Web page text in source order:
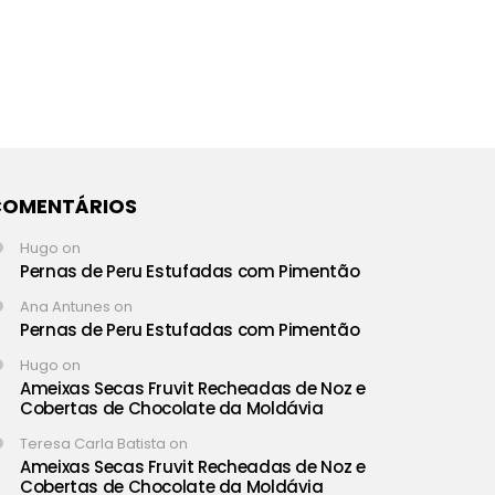
Hugo on
Pernas de Peru Estufadas com Pimentão
Ana Antunes on
Pernas de Peru Estufadas com Pimentão
Hugo on
Ameixas Secas Fruvit Recheadas de Noz e
Cobertas de Chocolate da Moldávia
Teresa Carla Batista on
Ameixas Secas Fruvit Recheadas de Noz e
Cobertas de Chocolate da Moldávia